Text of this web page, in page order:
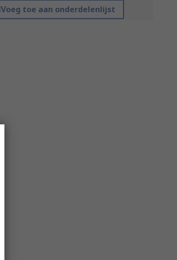
Voeg toe aan onderdelenlijst